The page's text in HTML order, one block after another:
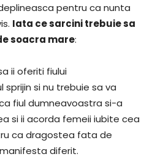
pentru ca nunta
Iata ce sarcini trebuie sa
soacra mare:
ii oferiti fiului
si nu trebuie sa va
fiul dumneavoastra si-a
si ii acorda femeii iubite cea
ca dragostea fata de
diferit.